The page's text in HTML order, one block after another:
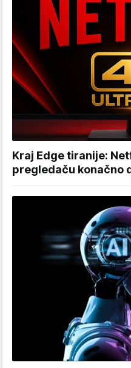
Kraj Edge tiranije:
pregledaču konačno